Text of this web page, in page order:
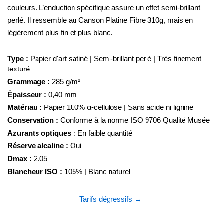
couleurs. L’enduction spécifique assure un effet semi-brillant
perlé. Il ressemble au Canson Platine Fibre 310g, mais en
légèrement plus fin et plus blanc.
Type : Papier d'art satiné | Semi-brillant perlé | Très finement
texturé
Grammage : 285 g/m²
Épaisseur : 0,40 mm
Matériau : Papier 100% α-cellulose | Sans acide ni lignine
Conservation : Conforme à la norme ISO 9706 Qualité Musée
Azurants optiques : En faible quantité
Réserve alcaline : Oui
Dmax : 2.05
Blancheur ISO : 105% | Blanc naturel
Tarifs dégressifs →